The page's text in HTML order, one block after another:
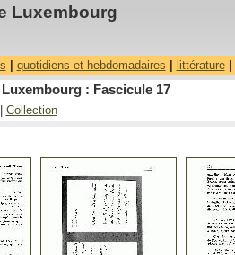
Luxembourg
quotidiens et hebdomadaires littérature|
: Fascicule 17
Collection